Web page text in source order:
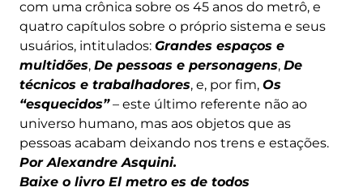
com uma crônica sobre os 45 anos do metrô, e
quatro capítulos sobre o próprio sistema e seus
usuários, intitulados: Grandes espaços e
multidões, De pessoas e personagens, De
técnicos e trabalhadores, e, por fim, Os
“esquecidos”– este último referente não ao
universo humano, mas aos objetos que as
pessoas acabam deixando nos trens e estações.
Por Alexandre Asquini.
Baixe o livro El metro es de todos